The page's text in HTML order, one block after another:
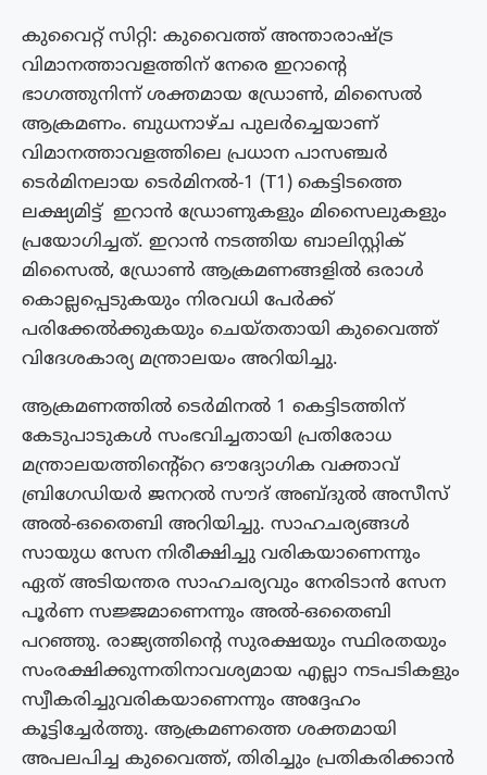
കുവൈറ്റ് സിറ്റി: കുവൈത്ത് അന്താരാഷ്ട്ര
വിമാനത്താവളത്തിന് നേരെ ഇറാന്റെ
ഭാഗത്തുനിന്ന് ശക്തമായ ഡ്രോൺ, മിസൈൽ
ആക്രമണം. ബുധനാഴ്ച പുലർച്ചെയാണ്
വിമാനത്താവളത്തിലെ പ്രധാന പാസഞ്ചർ
ടെർമിനലായ ടെർമിനൽ-1 (T1) കെട്ടിടത്തെ
ലക്ഷ്യമിട്ട് ഇറാൻ ഡ്രോണുകളും മിസൈലുകളും
പ്രയോഗിച്ചത്. ഇറാൻ നടത്തിയ ബാലിസ്റ്റിക്
മിസൈൽ, ഡ്രോൺ ആക്രമണങ്ങളിൽ ഒരാൾ
കൊല്ലപ്പെടുകയും നിരവധി പേർക്ക്
പരിക്കേൽക്കുകയും ചെയ്തതായി കുവൈത്ത്
വിദേശകാര്യ മന്ത്രാലയം അറിയിച്ചു.
ആക്രമണത്തിൽ ടെർമിനൽ 1 കെട്ടിടത്തിന്
കേടുപാടുകൾ സംഭവിച്ചതായി പ്രതിരോധ
മന്ത്രാലയത്തിന്റെ്റെ ഔദ്യോഗിക വക്താവ്
ബ്രിഗേഡിയർ ജനറൽ സൗദ് അബ്‌ദുൽ അസീസ്
അൽ-ഒതൈബി അറിയിച്ചു. സാഹചര്യങ്ങൾ
സായുധ സേന നിരീക്ഷിച്ചു വരികയാണെന്നും
ഏത് അടിയന്തര സാഹചര്യവും നേരിടാൻ സേന
പൂർണ സജ്ജമാണെന്നും അൽ-ഒതൈബി
പറഞ്ഞു. രാജ്യത്തിൻ്റെ സുരക്ഷയും സ്ഥിരതയും
സംരക്ഷിക്കുന്നതിനാവശ്യമായ എല്ലാ നടപടികളും
സ്വീകരിച്ചുവരികയാണെന്നും അദ്ദേഹം
കൂട്ടിച്ചേർത്തു. ആക്രമണത്തെ ശക്തമായി
അപലപിച്ച കുവൈത്ത്, തിരിച്ചും പ്രതികരിക്കാൻ